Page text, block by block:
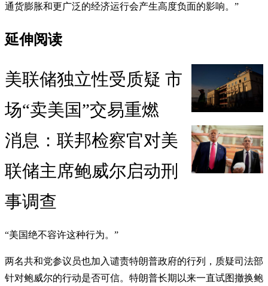
通货膨胀和更广泛的经济运行会产生高度负面的影响。”
延伸阅读
美联储独立性受质疑 市
场“卖美国”交易重燃
消息：联邦检察官对美
联储主席鲍威尔启动刑
事调查
“美国绝不容许这种行为。”
两名共和党参议员也加入谴责特朗普政府的行列，质疑司法部
针对鲍威尔的行动是否可信。特朗普长期以来一直试图撤换鲍